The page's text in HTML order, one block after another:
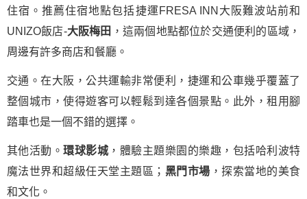
住宿。推薦住宿地點包括捷運FRESA INN大阪難波站前和
UNIZO飯店-大阪梅田 ，這兩個地點都位於交通便利的區域，
周邊有許多商店和餐廳。
交通。在大阪，公共運輸非常便利，捷運和公車幾乎覆蓋了
整個城市，使得遊客可以輕鬆到達各個景點。此外，租用腳
踏車也是一個不錯的選擇。
其他活動。環球影城 ，體驗主題樂園的樂趣，包括哈利波特
魔法世界和超級任天堂主題區； 黑門市場 ，探索當地的美食
和文化。